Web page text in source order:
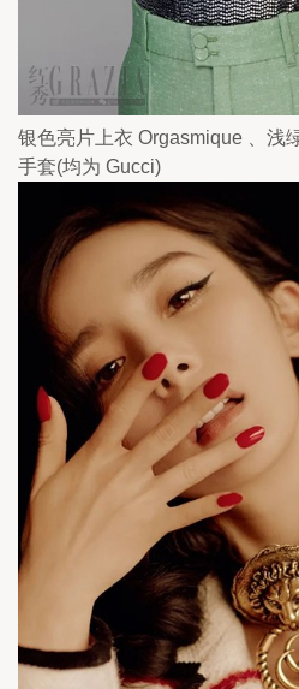
银色亮片上衣 Orgasmique 、浅
手套(均为 Gucci)